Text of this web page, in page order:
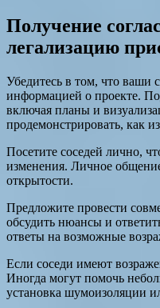
Получение
легализацию
Убедитесь в том, что ваши
информацией о проекте.
включая планы и
продемонстрировать, как
Посетите соседей лично,
изменения. Личное
открытости.
Предложите провести
обсудить нюансы и
ответы на возможные
Если соседи имеют
Иногда могут помочь
установка шумоизоляции